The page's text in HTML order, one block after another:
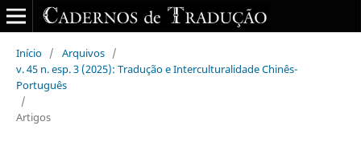
Início / Arquivos /
v. 45 n. esp. 3 (2025): Tradução e Interculturalidade Chinês-
Português
/
Artigos